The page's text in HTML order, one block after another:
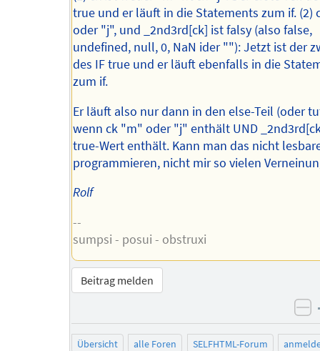
true und er läuft in die Statements zum if. (2)
oder "j", und _2nd3rd[ck] ist falsy (also false,
undefined, null, 0, NaN ider ""): Jetzt ist der
des IF true und er läuft ebenfalls in die
zum if.
Er läuft also nur dann in den else-Teil (oder
wenn ck "m" oder "j" enthält UND
true-Wert enthält. Kann man das nicht
programmieren, nicht mir so vielen
Rolf
--
sumpsi - posui - obstruxi
Beitrag melden
Übersicht alle Foren SELFHTML-Forum